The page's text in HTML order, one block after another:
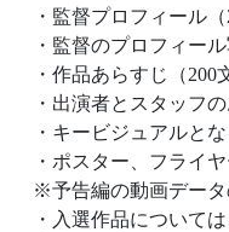
・監督プロフィール（
・監督のプロフィー
・作品あらすじ（200
・出演者とスタッフ
・キービジュアルと
・ポスター、フライ
※予告編の動画データ
・入選作品について